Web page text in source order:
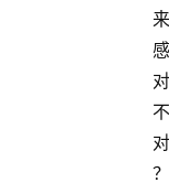
来
感
对
不
对
？